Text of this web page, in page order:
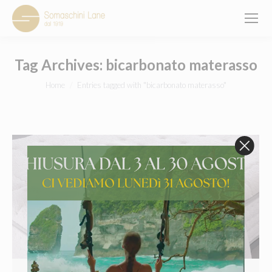
Tag Archives: bicarbonato materasso
You are here:
Home Entries tagged with "bicarbonato materasso"